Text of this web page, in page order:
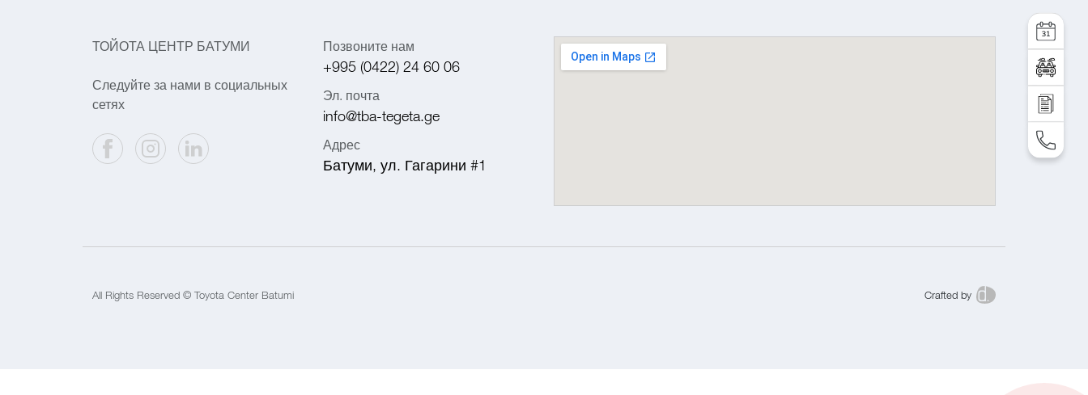
УСЛУГА
Тест-драйв
Отправить запрос
TEL: +995 32 2 292 000
ТОЙОТА ЦЕНТР БАТУМИ
Следуйте за нами в социальных
сетях
Позвоните нам
+995 (0422) 24 60 06
Эл. почта
info@tba-tegeta.ge
Адрес
Батуми, ул. Гагарини #1
All Rights Reserved © Toyota Center Batumi Crafted by